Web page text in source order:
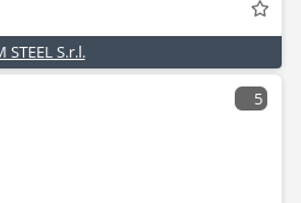
STEEL S.r.l.
5